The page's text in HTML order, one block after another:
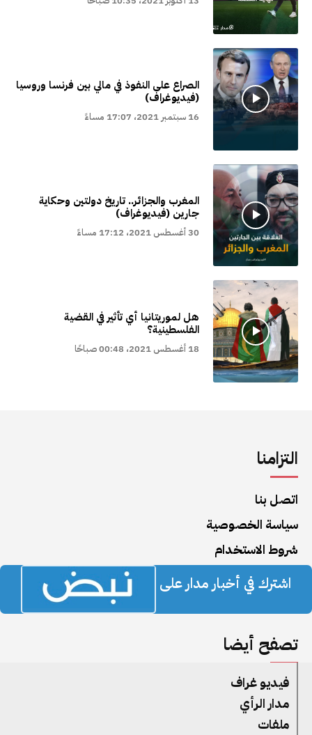
الصراع على النفوذ في مالي بين فرنسا وروسيا
(فيديوغراف)
16 سبتمبر 2021، 17:07 مساءً
المغرب والجزائر.. تاريخ دولتين وحكاية
جارين (فيديوغراف)
30 أغسطس 2021، 17:12 مساءً
هل لموريتانيا أي تأثير في القضية
الفلسطينية؟
18 أغسطس 2021، 00:48 صباحًا
التزامنا
اتصل بنا
سياسة الخصوصية
شروط الاستخدام
اشترك في أخبار مدار على
تصفح أيضا
فيديو غراف
مدار الرأي
ملفات